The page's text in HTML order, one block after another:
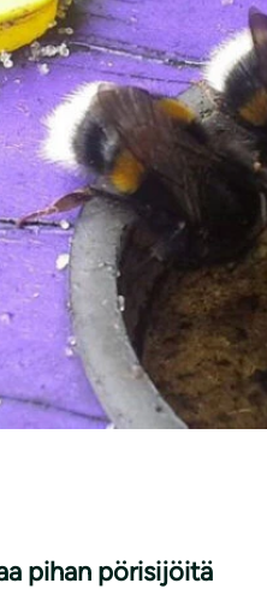
pihan pörisijöitä